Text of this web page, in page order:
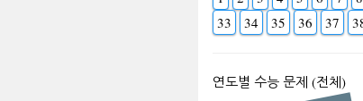
33
34 35 36 37
연도별 수능 문제 (전체)